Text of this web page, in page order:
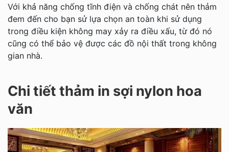
Với khả năng chống tĩnh điện và chống chát nên thảm
đem đến cho bạn sử lựa chọn an toàn khi sử dụng
trong điều kiện không may xảy ra điều xấu, từ đó nó
cũng có thể bảo vệ được các đồ nội thất trong không
gian nhà.
Chi tiết thảm in sợi nylon hoa
văn